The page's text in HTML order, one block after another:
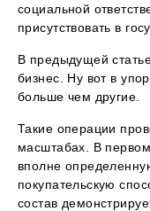
социальной
присутствовать в
В предыдущей
бизнес. Ну вот в
больше чем другие.
Такие операции
масштабах. В
вполне
покупательскую
состав